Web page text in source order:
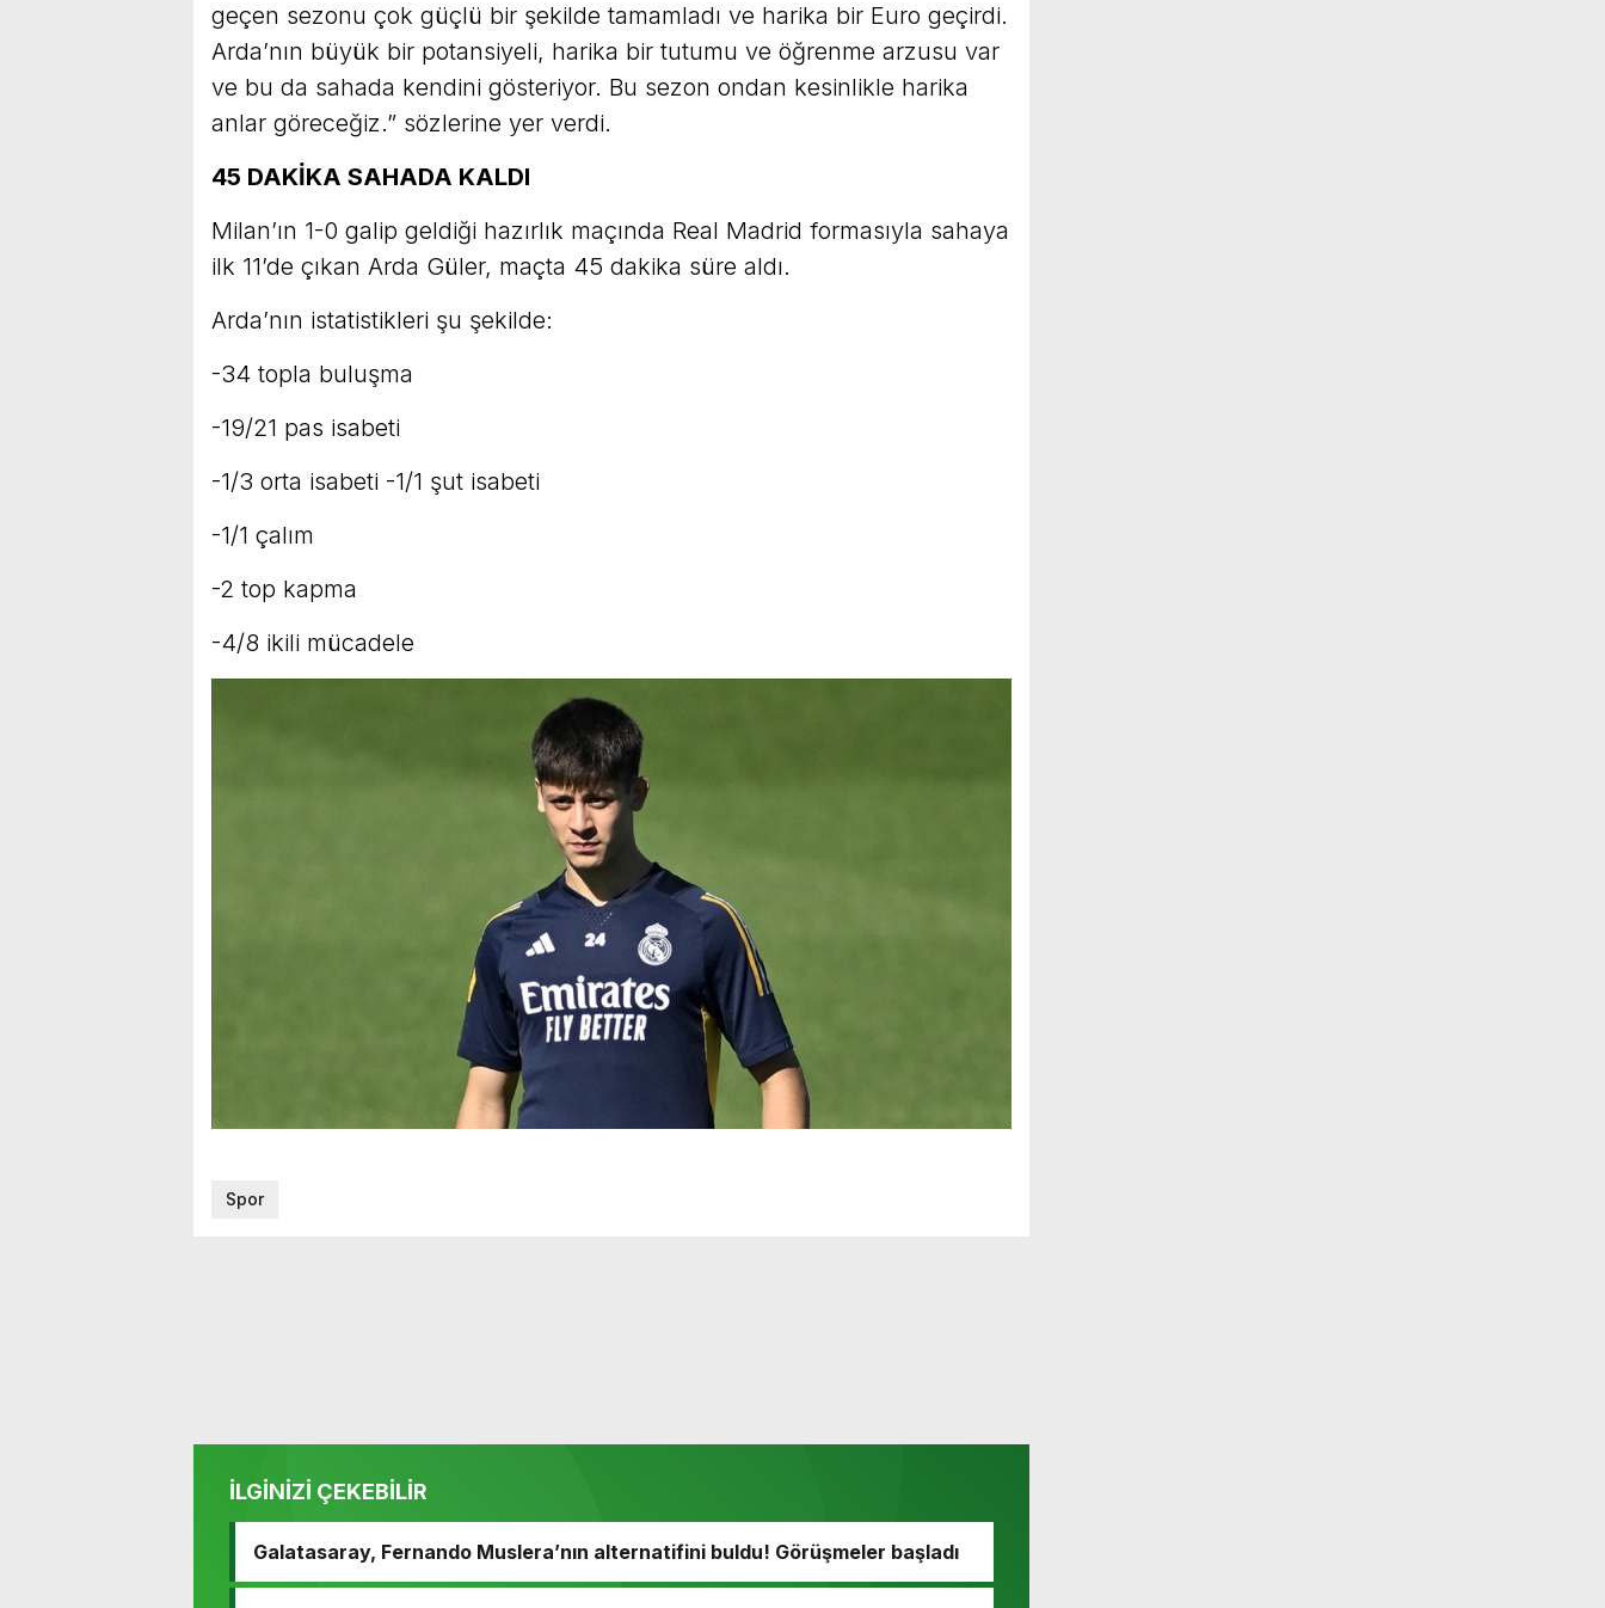
geçen sezonu çok güçlü bir şekilde tamamladı ve harika bir Euro geçirdi.
Arda’nın büyük bir potansiyeli, harika bir tutumu ve öğrenme arzusu var
ve bu da sahada kendini gösteriyor. Bu sezon ondan kesinlikle harika
anlar göreceğiz.” sözlerine yer verdi.
45 DAKİKA SAHADA KALDI
Milan’ın 1-0 galip geldiği hazırlık maçında Real Madrid formasıyla sahaya
ilk 11’de çıkan Arda Güler, maçta 45 dakika süre aldı.
Arda’nın istatistikleri şu şekilde:
-34 topla buluşma
-19/21 pas isabeti
-1/3 orta isabeti -1/1 şut isabeti
-1/1 çalım
-2 top kapma
-4/8 ikili mücadele
Spor
İLGİNİZİ ÇEKEBİLİR
Galatasaray, Fernando Muslera’nın alternatifini buldu! Görüşmeler başladı